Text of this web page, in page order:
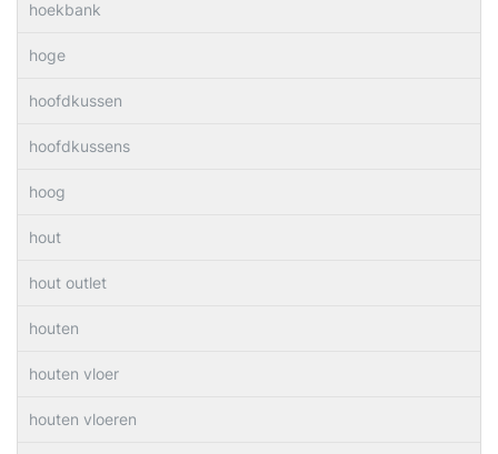
hoekbank
hoge
hoofdkussen
hoofdkussens
hoog
hout
hout outlet
houten
houten vloer
houten vloeren